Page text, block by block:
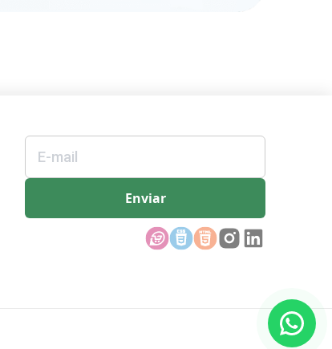
Enviar